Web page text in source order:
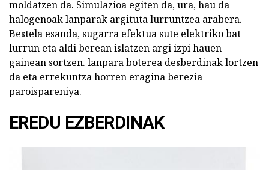
moldatzen da. Simulazioa egiten da, ura, hau da
halogenoak lanparak argituta lurruntzea arabera.
Bestela esanda, sugarra efektua sute elektriko bat
lurrun eta aldi berean islatzen argi izpi hauen
gainean sortzen. lanpara boterea desberdinak lortzen
da eta errekuntza horren eragina berezia
paroispareniya.
EREDU EZBERDINAK